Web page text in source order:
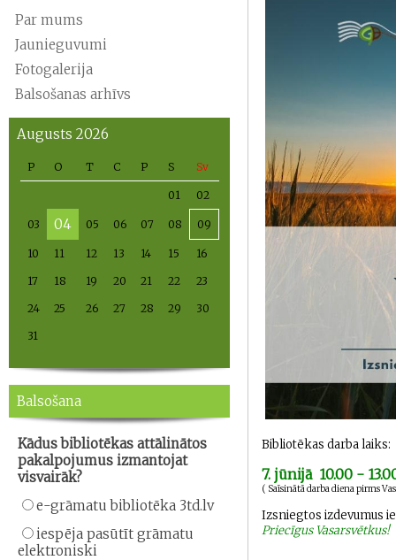
Par mums
Jaunieguvumi
Fotogalerija
Balsošanas arhīvs
Augusts 2026
P O T C P S Sv
01 02
03 04 05 06 07 08 09
10 11 12 13 14 15 16
17 18 19 20 21 22 23
24 25 26 27 28 29 30
31
Balsošana
Kādus bibliotēkas attālinātos
pakalpojumus izmantojat
visvairāk?
e-grāmatu bibliotēka 3td.lv
iespēja pasūtīt grāmatu
elektroniski
Bibliotēkas darba laiks:
7. jūnijā 10.00 -
( Saīsinātā darba diena pirms
Izsniegtos izdevumus
Priecīgus Vasarsvētkus!